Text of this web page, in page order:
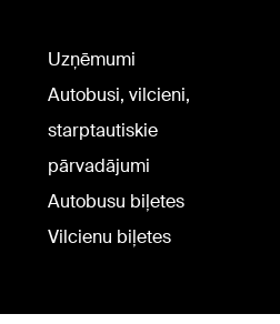
Uzņēmumi
Autobusi, vilcieni,
starptautiskie
pārvadājumi
Autobusu biļetes
Vilcienu biļetes